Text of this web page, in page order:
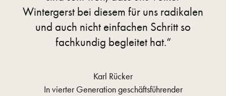
Wintergerst bei diesem für uns radikalen
und auch nicht einfachen Schritt so
fachkundig begleitet hat.“
Karl Rücker
In vierter Generation geschäftsführender